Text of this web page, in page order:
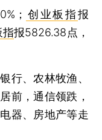
； 创业板指报
指报5826.38点，
行、农林牧渔、
前，通信领跌，
器、房地产等走